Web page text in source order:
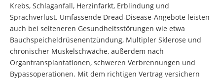
Krebs, Schlaganfall, Herzinfarkt, Erblindung und
Sprachverlust. Umfassende Dread-Disease-Angebote leisten
auch bei selteneren Gesundheitsstörungen wie etwa
Bauchspeicheldrüsenentzündung, Multipler Sklerose und
chronischer Muskelschwäche, außerdem nach
Organtransplantationen, schweren Verbrennungen und
Bypassoperationen. Mit dem richtigen Vertrag versichern